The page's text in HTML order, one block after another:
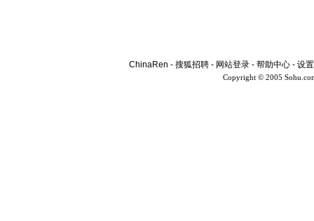
ChinaRen - 搜狐招聘 - 网站登录 - 帮助中心 - 设
Copyright © 2005